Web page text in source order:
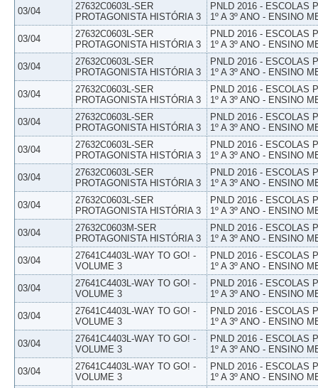
03/04
27632C0603L-SER
PROTAGONISTA HISTÓRIA 3
PNLD 2016 - ESCOLAS
1º A 3º ANO - ENSINO
03/04
27632C0603L-SER
PROTAGONISTA HISTÓRIA 3
PNLD 2016 - ESCOLAS
1º A 3º ANO - ENSINO
03/04
27632C0603L-SER
PROTAGONISTA HISTÓRIA 3
PNLD 2016 - ESCOLAS
1º A 3º ANO - ENSINO
03/04
27632C0603L-SER
PROTAGONISTA HISTÓRIA 3
PNLD 2016 - ESCOLAS
1º A 3º ANO - ENSINO
03/04
27632C0603L-SER
PROTAGONISTA HISTÓRIA 3
PNLD 2016 - ESCOLAS
1º A 3º ANO - ENSINO
03/04
27632C0603L-SER
PROTAGONISTA HISTÓRIA 3
PNLD 2016 - ESCOLAS
1º A 3º ANO - ENSINO
03/04
27632C0603L-SER
PROTAGONISTA HISTÓRIA 3
PNLD 2016 - ESCOLAS
1º A 3º ANO - ENSINO
03/04
27632C0603L-SER
PROTAGONISTA HISTÓRIA 3
PNLD 2016 - ESCOLAS
1º A 3º ANO - ENSINO
03/04
27632C0603M-SER
PROTAGONISTA HISTÓRIA 3
PNLD 2016 - ESCOLAS
1º A 3º ANO - ENSINO
03/04
27641C4403L-WAY TO GO! -
VOLUME 3
PNLD 2016 - ESCOLAS
1º A 3º ANO - ENSINO
03/04
27641C4403L-WAY TO GO! -
VOLUME 3
PNLD 2016 - ESCOLAS
1º A 3º ANO - ENSINO
03/04
27641C4403L-WAY TO GO! -
VOLUME 3
PNLD 2016 - ESCOLAS
1º A 3º ANO - ENSINO
03/04
27641C4403L-WAY TO GO! -
VOLUME 3
PNLD 2016 - ESCOLAS
1º A 3º ANO - ENSINO
03/04
27641C4403L-WAY TO GO! -
VOLUME 3
PNLD 2016 - ESCOLAS
1º A 3º ANO - ENSINO